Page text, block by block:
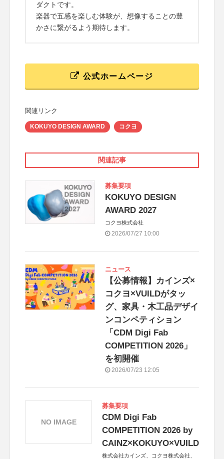
ダクトです。
楽器で五感を楽しむ体験が、想像することの豊
かさに繋がるよう期待します。
公式ホームページ
関連リンク
KOKUYO DESIGN AWARD コクヨ
関連記事
募集要項
KOKUYO DESIGN
AWARD 2027
コクヨ株式会社
2026/07/27 10:00
ニュース
【公募情報】カインズ×
コクヨ×VUILDがタッ
グ、家具・木工品デザイ
ンコンペティション
「CDM Digi Fab
COMPETITION 2026」
を初開催
2026/07/23 12:05
募集要項
CDM Digi Fab
COMPETITION 2026 by
CAINZ×KOKUYO×VUILD
株式会社カインズ、コクヨ株式会社、
NO IMAGE